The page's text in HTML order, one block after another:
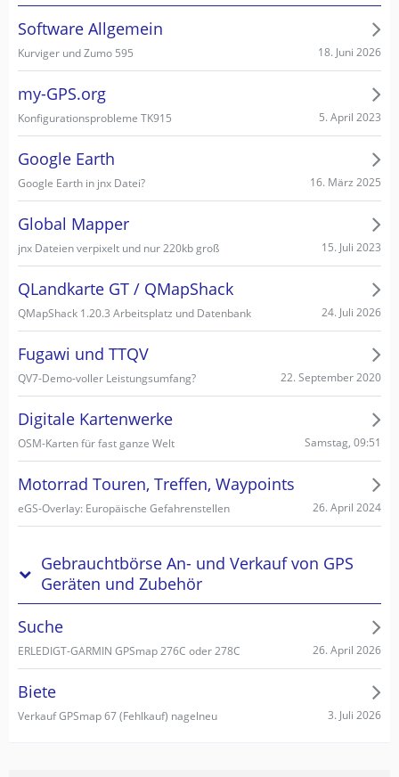
Software Allgemein
Kurviger und Zumo 595 18. Juni 2026
my-GPS.org
Konfigurationsprobleme TK915 5. April 2023
Google Earth
Google Earth in jnx Datei? 16. März 2025
Global Mapper
jnx Dateien verpixelt und nur 220kb groß 15. Juli 2023
QLandkarte GT / QMapShack
QMapShack 1.20.3 Arbeitsplatz und Datenbank 24. Juli 2026
Fugawi und TTQV
QV7-Demo-voller Leistungsumfang? 22. September 2020
Digitale Kartenwerke
OSM-Karten für fast ganze Welt Samstag, 09:51
Motorrad Touren, Treffen, Waypoints
eGS-Overlay: Europäische Gefahrenstellen 26. April 2024
Gebrauchtbörse An- und Verkauf von GPS
Geräten und Zubehör
Suche
ERLEDIGT-GARMIN GPSmap 276C oder 278C 26. April 2026
Biete
Verkauf GPSmap 67 (Fehlkauf) nagelneu 3. Juli 2026